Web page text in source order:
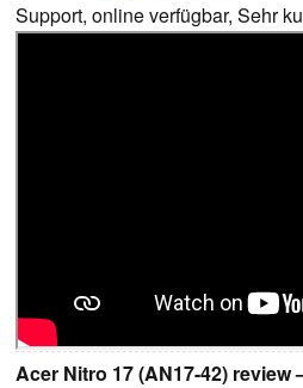
Support, online verfügbar, Sehr
Acer Nitro 17 (AN17-42) review